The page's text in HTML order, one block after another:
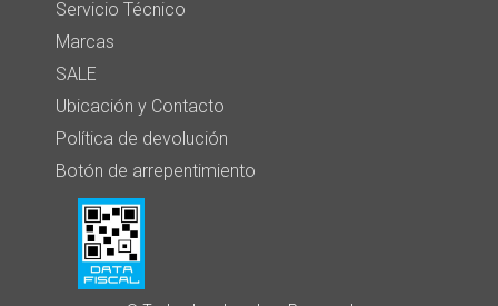
Servicio Técnico
Marcas
SALE
Ubicación y Contacto
Política de devolución
Botón de arrepentimiento